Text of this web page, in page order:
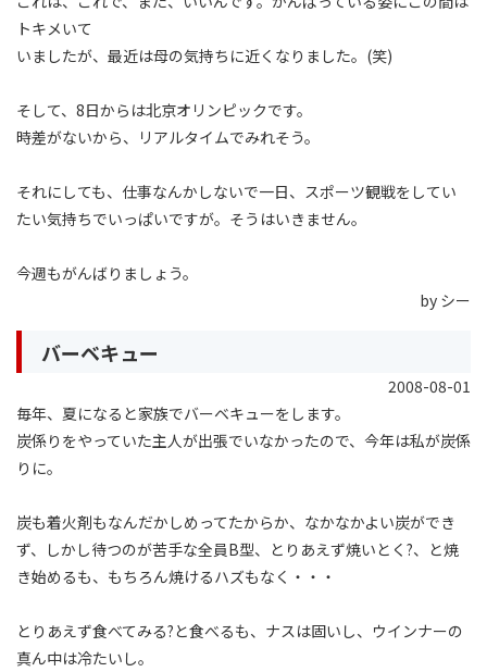
トキメいて
いましたが、最近は母の気持ちに近くなりました。(笑)
そして、8日からは北京オリンピックです。
時差がないから、リアルタイムでみれそう。
それにしても、仕事なんかしないで一日、スポーツ観戦をしてい
たい気持ちでいっぱいですが。そうはいきません。
今週もがんばりましょう。
by シー
バーベキュー
2008-08-01
毎年、夏になると家族でバーベキューをします。
炭係りをやっていた主人が出張でいなかったので、今年は私が炭係
りに。
炭も着火剤もなんだかしめってたからか、なかなかよい炭ができ
ず、しかし待つのが苦手な全員B型、とりあえず焼いとく?、と焼
き始めるも、もちろん焼けるハズもなく・・・
とりあえず食べてみる?と食べるも、ナスは固いし、ウインナーの
真ん中は冷たいし。